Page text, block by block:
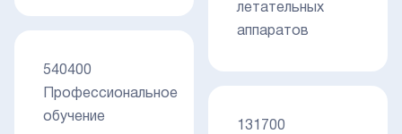
540400
Профессиональное
обучение
летательных
аппаратов
131700